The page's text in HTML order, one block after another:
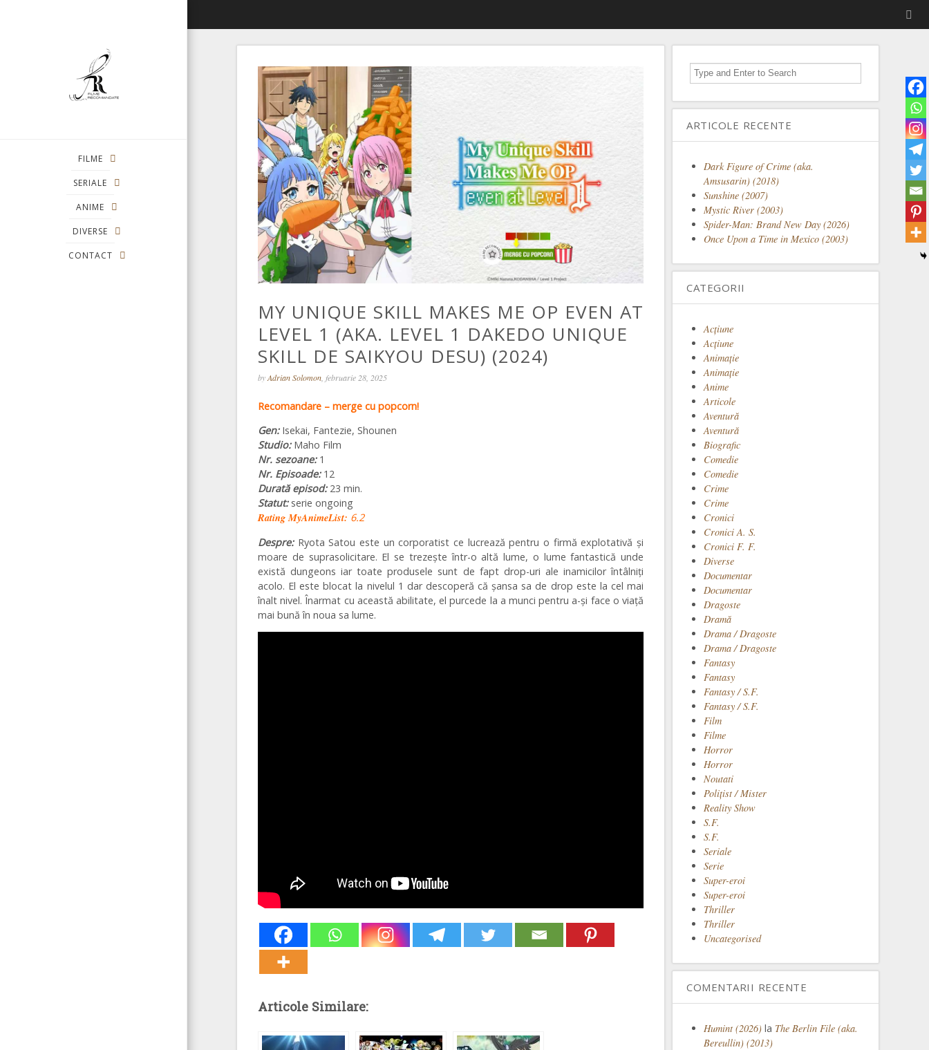
FILME
SERIALE
ANIME
DIVERSE
CONTACT
MY UNIQUE SKILL MAKES ME OP EVEN AT
LEVEL 1 (AKA. LEVEL 1 DAKEDO UNIQUE
SKILL DE SAIKYOU DESU) (2024)
byAdrian Solomon , februarie 28, 2025
Recomandare – merge cu popcorn!
Gen: Isekai, Fantezie, Shounen
Studio:Maho Film
Nr. sezoane:1
Nr. Episoade: 12
Durată episod:23 min.
Statut:serie ongoing
Rating MyAnimeList: 6.2
Despre: Ryota Satou este un corporatist ce lucrează pentru o firmă explotativă și
moare de suprasolicitare. El se trezește într-o altă lume, o lume fantastică unde
există dungeons iar toate produsele sunt de fapt drop-uri ale inamicilor întâlniți
acolo. El este blocat la nivelul 1 dar descoperă că șansa sa de drop este la cel mai
înalt nivel. Înarmat cu această abilitate, el purcede la a munci pentru a-și face o viață
mai bună în noua sa lume.
Articole Similare:
ARTICOLE RECENTE
Dark Figure of Crime (aka.
Amsusarin) (2018)
Sunshine (2007)
Mystic River (2003)
Spider-Man: Brand New Day (2026)
Once Upon a Time in Mexico (2003)
CATEGORII
Acţiune
Acțiune
Animaţie
Animație
Anime
Articole
Aventură
Aventură
Biografic
Comedie
Comedie
Crime
Crime
Cronici
Cronici A. S.
Cronici F. F.
Diverse
Documentar
Documentar
Dragoste
Dramă
Drama / Dragoste
Drama / Dragoste
Fantasy
Fantasy
Fantasy / S.F.
Fantasy / S.F.
Film
Filme
Horror
Horror
Noutati
Polițist / Mister
Reality Show
S.F.
S.F.
Seriale
Serie
Super-eroi
Super-eroi
Thriller
Thriller
Uncategorised
COMENTARII RECENTE
Humint (2026) la The Berlin File (aka.
Bereullin) (2013)